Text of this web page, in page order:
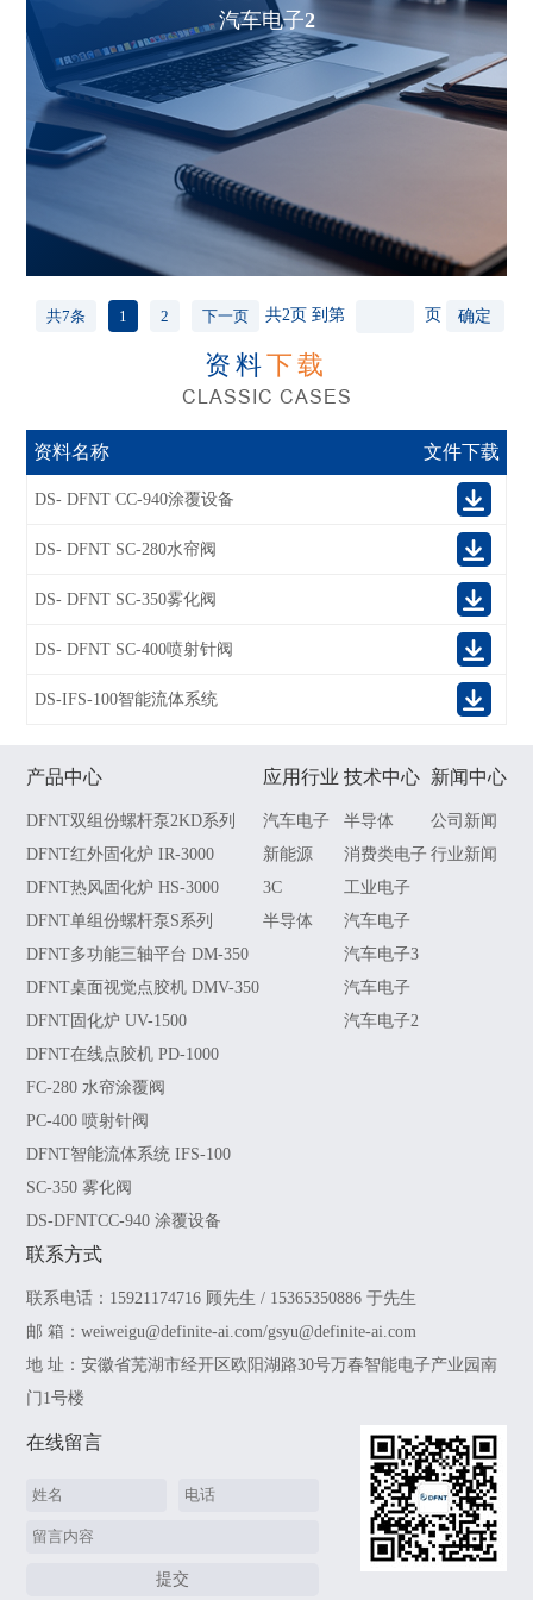
汽车电子2
共7条 1 2 下一页 共2页 到第 页 确定
资料下载
CLASSIC CASES
资料名称 文件下载
DS- DFNT CC-940涂覆设备
DS- DFNT SC-280水帘阀
DS- DFNT SC-350雾化阀
DS- DFNT SC-400喷射针阀
DS-IFS-100智能流体系统
产品中心
DFNT双组份螺杆泵2KD系列
DFNT红外固化炉 IR-3000
DFNT热风固化炉 HS-3000
DFNT单组份螺杆泵S系列
DFNT多功能三轴平台 DM-350
DFNT桌面视觉点胶机 DMV-350
DFNT固化炉 UV-1500
DFNT在线点胶机 PD-1000
FC-280 水帘涂覆阀
PC-400 喷射针阀
DFNT智能流体系统 IFS-100
SC-350 雾化阀
DS-DFNTCC-940 涂覆设备
应用行业
汽车电子
新能源
3C
半导体
技术中心
半导体
消费类电子
工业电子
汽车电子
汽车电子3
汽车电子
汽车电子2
新闻中心
公司新闻
行业新闻
联系方式
联系电话：15921174716 顾先生 / 15365350886 于先生
邮 箱：weiweigu@definite-ai.com/gsyu@definite-ai.com
地 址：安徽省芜湖市经开区欧阳湖路30号万春智能电子产业园南
门1号楼
在线留言
提交